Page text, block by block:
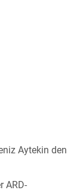
Aytekin den
ARD-